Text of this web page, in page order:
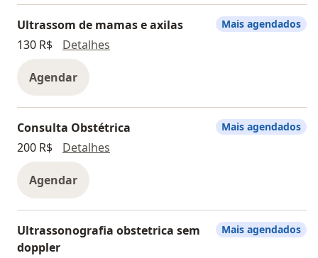
Ultrassom de mamas e axilas
130 R$
Detalhes
Agendar
Mais agendados
Consulta Obstétrica
200 R$
Detalhes
Agendar
Mais agendados
Ultrassonografia obstetrica sem
doppler
Mais agendados